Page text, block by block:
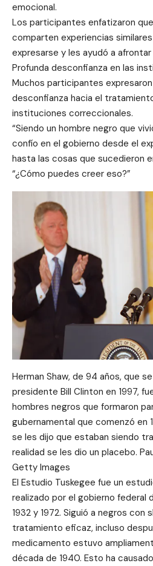
emocional.
Los participantes enfatizaron
comparten experiencias
expresarse y les ayudó a
Profunda desconfianza en las
Muchos participantes
desconfianza hacia el
instituciones correccionales.
“Siendo un hombre negro que
confío en el gobierno desde el
hasta las cosas que sucedieron
“¿Cómo puedes creer eso?”
Herman Shaw, de 94 años, que
presidente Bill Clinton en 1997,
hombres negros que formaron
gubernamental que comenzó en
se les dijo que estaban siendo
realidad se les dio un placebo.
Getty Images
El Estudio Tuskegee fue un
realizado por el gobierno federal
1932 y 1972. Siguió a negros con
tratamiento eficaz, incluso
medicamento estuvo
década de 1940. Esto ha